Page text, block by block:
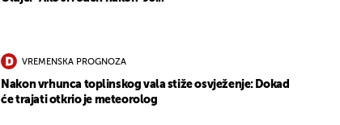
VREMENSKA PROGNOZA
Nakon vrhunca toplinskog vala stiže osvježenje: Dokad
će trajati otkrio je meteorolog